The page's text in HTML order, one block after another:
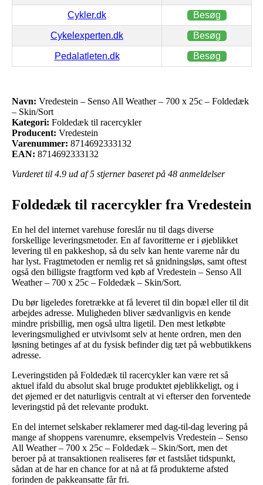
Cykler.dk Besøg
Cykelexperten.dk Besøg
Pedalatleten.dk Besøg
Navn: Vredestein – Senso All Weather – 700 x 25c – Foldedæk
– Skin/Sort
Kategori: Foldedæk til racercykler
Producent: Vredestein
Varenummer: 8714692333132
EAN: 8714692333132
Vurderet til 4.9 ud af 5 stjerner baseret på 48 anmeldelser
Foldedæk til racercykler fra Vredestein
En hel del internet varehuse foreslår nu til dags diverse
forskellige leveringsmetoder. En af favoritterne er i øjeblikket
levering til en pakkeshop, så du selv kan hente varerne når du
har lyst. Fragtmetoden er nemlig ret så gnidningsløs, samt oftest
også den billigste fragtform ved køb af Vredestein – Senso All
Weather – 700 x 25c – Foldedæk – Skin/Sort.
Du bør ligeledes foretrække at få leveret til din bopæl eller til dit
arbejdes adresse. Muligheden bliver sædvanligvis en kende
mindre prisbillig, men også ultra ligetil. Den mest letkøbte
leveringsmulighed er utvivlsomt selv at hente ordren, men den
løsning betinges af at du fysisk befinder dig tæt på webbutikkens
adresse.
Leveringstiden på Foldedæk til racercykler kan være ret så
aktuel ifald du absolut skal bruge produktet øjeblikkeligt, og i
det øjemed er det naturligvis centralt at vi efterser den forventede
leveringstid på det relevante produkt.
En del internet selskaber reklamerer med dag-til-dag levering på
mange af shoppens varenumre, eksempelvis Vredestein – Senso
All Weather – 700 x 25c – Foldedæk – Skin/Sort, men det
beroer på at transaktionen realiseres før et fastslået tidspunkt,
sådan at de har en chance for at nå at få produkterne afsted
forinden de pakkeansatte får fri.